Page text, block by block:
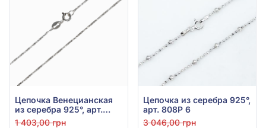
Цепочка Венецианская
из серебра 925°, арт.
806Р 1
1 403,00 грн
Цепочка из серебра 925°,
арт. 808Р 6
3 046,00 грн